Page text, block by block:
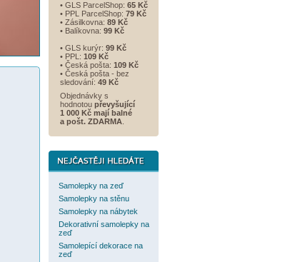
• GLS ParcelShop: 65 Kč
• PPL ParcelShop: 79 Kč
• Zásilkovna: 89 Kč
• Balíkovna: 99 Kč
• GLS kurýr: 99 Kč
• PPL: 109 Kč
• Česká pošta: 109 Kč
• Česká pošta - bez
sledování: 49 Kč
Objednávky s
hodnotou převyšující
1 000 Kč mají balné
a pošt. ZDARMA
Samolepky na zeď
Samolepky na stěnu
Samolepky na nábytek
Dekorativní samolepky na
zeď
Samolepící dekorace na
zeď